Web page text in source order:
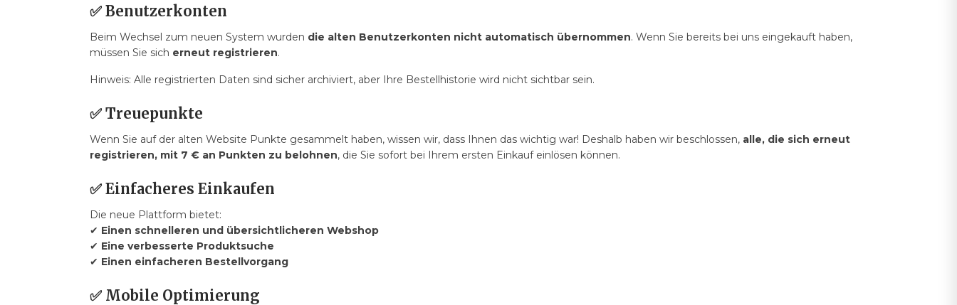
✅ Benutzerkonten
Beim Wechsel zum neuen System wurden die alten Benutzerkonten nicht automatisch übernommen. Wenn Sie bereits bei uns eingekauft haben,
müssen Sie sich erneut registrieren.
Hinweis: Alle registrierten Daten sind sicher archiviert, aber Ihre Bestellhistorie wird nicht sichtbar sein.
✅ Treuepunkte
Wenn Sie auf der alten Website Punkte gesammelt haben, wissen wir, dass Ihnen das wichtig war! Deshalb haben wir beschlossen, alle, die sich erneut
registrieren, mit 7 € an Punkten zu belohnen, die Sie sofort bei Ihrem ersten Einkauf einlösen können.
✅ Einfacheres Einkaufen
Die neue Plattform bietet:
✔ Einen schnelleren und übersichtlicheren Webshop
✔ Eine verbesserte Produktsuche
✔ Einen einfacheren Bestellvorgang
✅ Mobile Optimierung